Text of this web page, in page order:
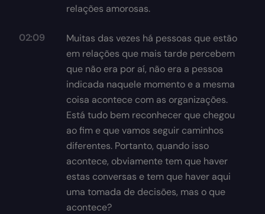
relações amorosas.
02:09
Muitas das vezes há pessoas que estão
em relações que mais tarde percebem
que não era por aí, não era a pessoa
indicada naquele momento e a mesma
coisa acontece com as organizações.
Está tudo bem reconhecer que chegou
ao fim e que vamos seguir caminhos
diferentes. Portanto, quando isso
acontece, obviamente tem que haver
estas conversas e tem que haver aqui
uma tomada de decisões, mas o que
acontece?